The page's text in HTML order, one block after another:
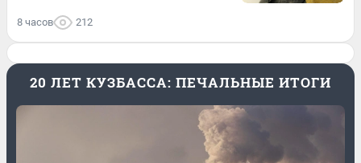
8 часов 212
20 ЛЕТ КУЗБАССА: ПЕЧАЛЬНЫЕ ИТОГИ